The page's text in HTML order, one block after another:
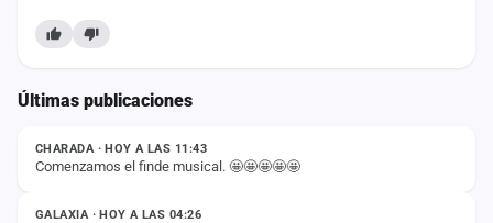
Últimas publicaciones
ESTADO
CHARADA · HOY A LAS 11:43
Comenzamos el finde musical. 🤩🤩🤩🤩🤩
ESTADO
GALAXIA · HOY A LAS 04:26